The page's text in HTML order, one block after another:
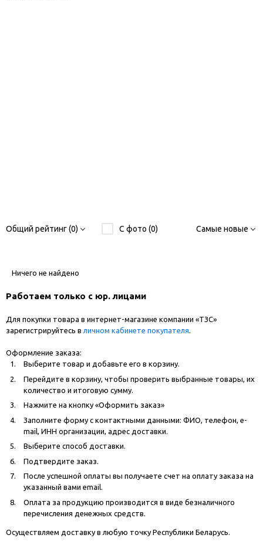
Общий рейтинг (0) С фото (0) Самые новые
Ничего не найдено
Работаем только с юр. лицами
Для покупки товара в интернет-магазине компании «ТЗС»
зарегистрируйтесь в личном кабинете покупателя.
Оформление заказа:
Выберите товар и добавьте его в корзину.
Перейдите в корзину, чтобы проверить выбранные товары, их
количество и итоговую сумму.
Нажмите на кнопку «Оформить заказ»
Заполните форму с контактными данными: ФИО, телефон, e-
mail, ИНН организации, адрес доставки.
Выберите способ доставки.
Подтвердите заказ.
После успешной оплаты вы получаете счет на оплату заказа на
указанный вами email.
Оплата за продукцию производится в виде безналичного
перечисления денежных средств.
Осуществляем доставку в любую точку Республики Беларусь.